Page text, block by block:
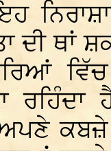
ਦੀ ਥਾਂ
ਰਹਿੰਦਾ
ਕਬਜ਼ੇ